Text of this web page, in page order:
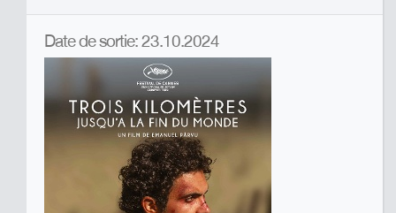
Date de sortie: 23.10.2024